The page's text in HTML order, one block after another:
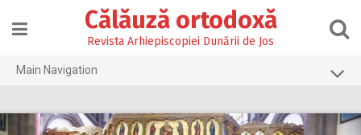
content
Călăuză ortodoxă
Revista Arhiepiscopiei Dunării de Jos
Main Navigation
2026